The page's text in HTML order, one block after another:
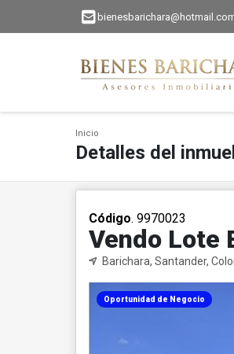
Inicio
Detalles del
Código. 9970023
Vendo Lote
Barichara, Santander,
Oportunidad de Negocio